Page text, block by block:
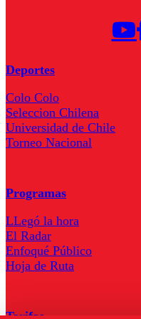
Deportes
Colo Colo
Seleccion Chilena
Universidad de Chile
Torneo Nacional
Programas
LLegó la hora
El Radar
Enfoqué Público
Hoja de Ruta